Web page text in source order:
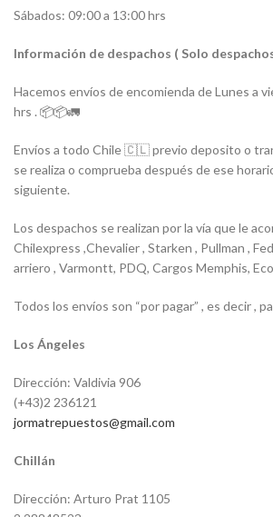
Sábados: 09:00 a 13:00 hrs
Información de despachos ( Solo
Hacemos envíos de encomienda de Lunes a
hrs . 📦📦🚛
Envíos a todo Chile 🇨🇱 previo deposito o
se realiza o comprueba después de ese
siguiente.
Los despachos se realizan por la vía que le
Chilexpress ,Chevalier , Starken , Pullman ,
arriero , Varmontt, PDQ, Cargos Memphis,
Todos los envíos son “por pagar” , es decir ,
Los Ángeles
Dirección: Valdivia 906
(+43)2 236121
jormatrepuestos@gmail.com
Chillán
Dirección: Arturo Prat 1105